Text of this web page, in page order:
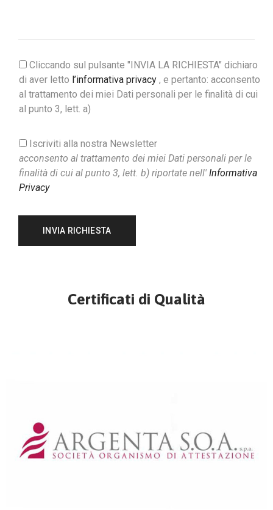
Cliccando sul pulsante "INVIA LA RICHIESTA" dichiaro
di aver letto l’informativa privacy , e pertanto: acconsento
al trattamento dei miei Dati personali per le finalità di cui
al punto 3, lett. a)
Iscriviti alla nostra Newsletter
acconsento al trattamento dei miei Dati personali per le
finalità di cui al punto 3, lett. b) riportate nell' Informativa
Privacy
Certificati di Qualità